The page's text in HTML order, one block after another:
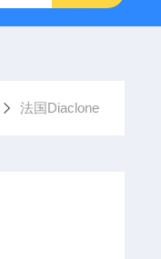
法国Diaclone